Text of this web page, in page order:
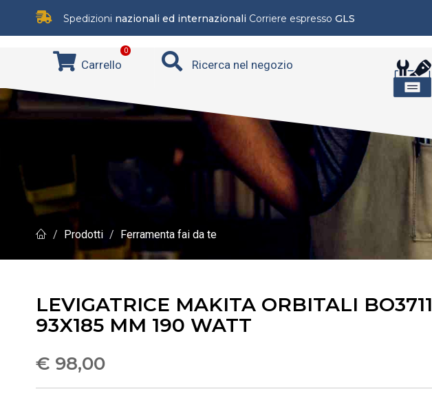
Spedizioni nazionali ed internazionali Corriere espresso GLS
0
Carrello Ricerca nel negozio
Prodotti Ferramenta fai da te
LEVIGATRICE MAKITA ORBITALI BO3711
93X185 MM 190 WATT
€ 98,00